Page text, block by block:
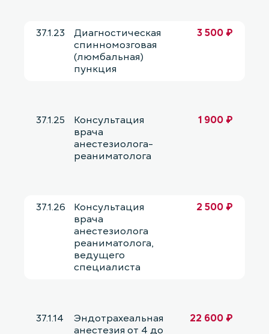
37.1.23
Диагностическая
спинномозговая
(люмбальная)
пункция
3 500 ₽
37.1.25
Консультация
врача
анестезиолога-
реаниматолога
1 900 ₽
37.1.26
Консультация
врача
анестезиолога
реаниматолога,
ведущего
специалиста
2 500 ₽
37.1.14
Эндотрахеальная
анестезия от 4 до
22 600 ₽